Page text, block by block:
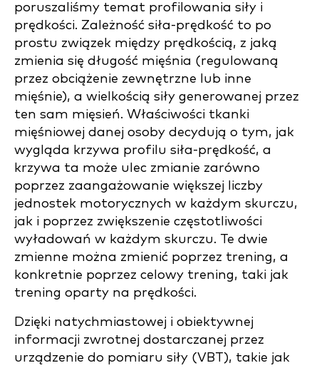
poruszaliśmy temat profilowania siły i
prędkości. Zależność siła-prędkość to po
prostu związek między prędkością, z jaką
zmienia się długość mięśnia (regulowaną
przez obciążenie zewnętrzne lub inne
mięśnie), a wielkością siły generowanej przez
ten sam mięsień. Właściwości tkanki
mięśniowej danej osoby decydują o tym, jak
wygląda krzywa profilu siła-prędkość, a
krzywa ta może ulec zmianie zarówno
poprzez zaangażowanie większej liczby
jednostek motorycznych w każdym skurczu,
jak i poprzez zwiększenie częstotliwości
wyładowań w każdym skurczu. Te dwie
zmienne można zmienić poprzez trening, a
konkretnie poprzez celowy trening, taki jak
trening oparty na prędkości.
Dzięki natychmiastowej i obiektywnej
informacji zwrotnej dostarczanej przez
urządzenie do pomiaru siły (VBT), takie jak